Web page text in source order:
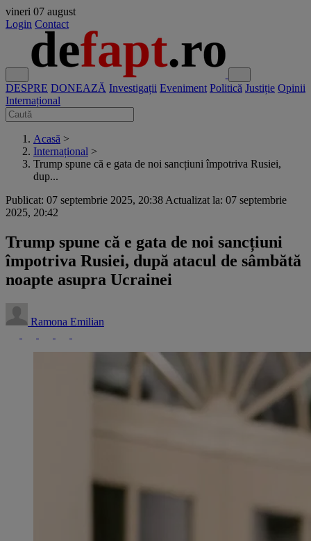
vineri 07 august
Login Contact
DESPRE DONEAZĂ Investigații Eveniment Politică Justiție Opinii
Internațional
Acasă >
Internațional >
Trump spune că e gata de noi sancțiuni împotriva Rusiei,
dup...
Publicat: 07 septembrie 2025, 20:38 Actualizat la: 07 septembrie
2025, 20:42
Trump spune că e gata de noi sancțiuni
împotriva Rusiei, după atacul de sâmbătă
noapte asupra Ucrainei
Ramona Emilian